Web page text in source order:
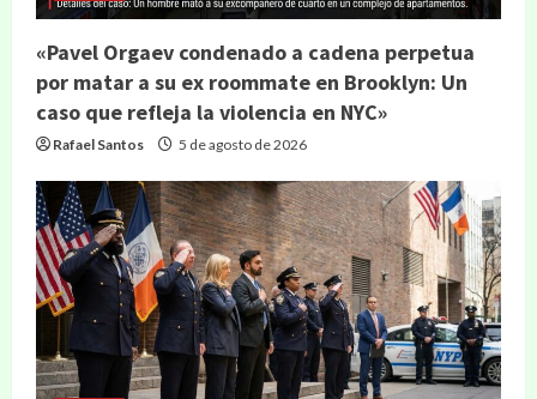
«Pavel Orgaev condenado a cadena perpetua
por matar a su ex roommate en Brooklyn: Un
caso que refleja la violencia en NYC»
Rafael Santos 5 de agosto de 2026